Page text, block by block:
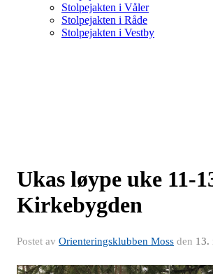
Stolpejakten i Våler
Stolpejakten i Råde
Stolpejakten i Vestby
Ukas løype uke 11-
Kirkebygden
Postet av Orienteringsklubben Moss den 13.